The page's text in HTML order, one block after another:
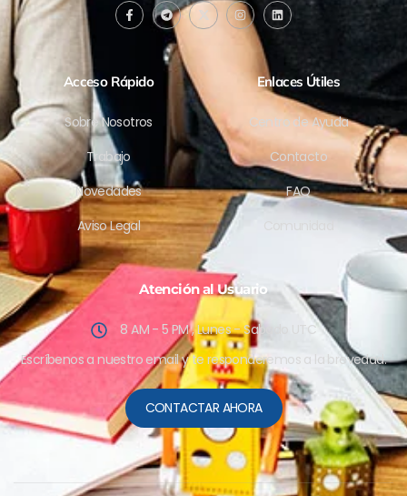
Acceso Rápido
Sobre Nosotros
Trabajo
Novedades
Aviso Legal
Enlaces Útiles
Centro de Ayuda
Contacto
FAQ
Atención al Usuario
8 AM - 5 PM , Lunes - Sabado UTC
Escríbenos a nuestro email y te responderemos a la brevedad.
CONTACTAR AHORA